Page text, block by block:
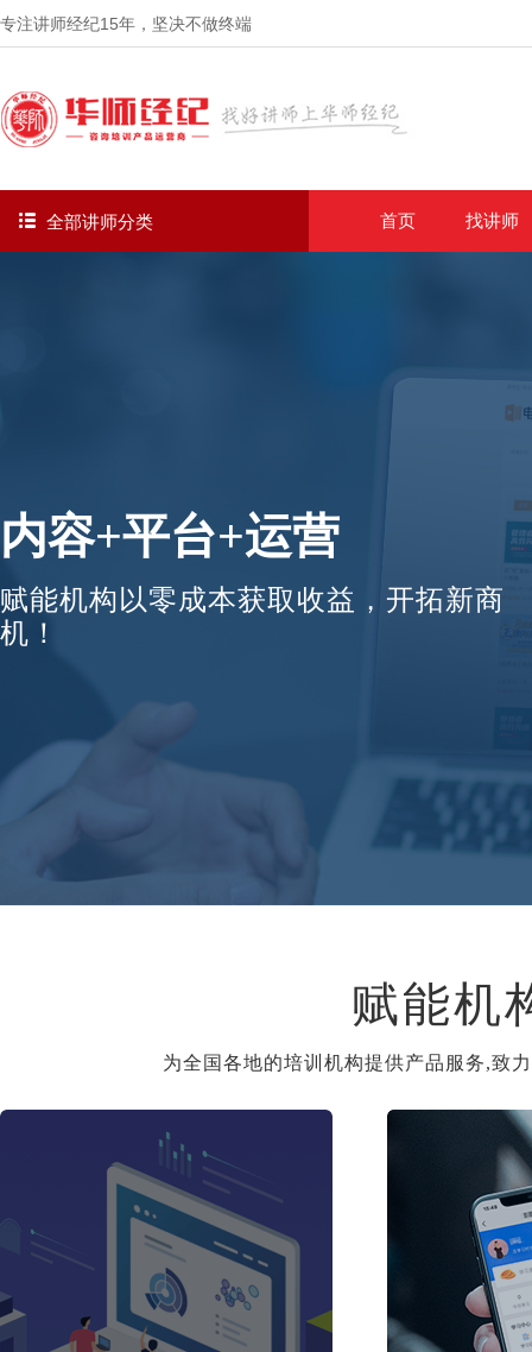
专注讲师经纪15年 ，坚决不做终端
全部讲师分类 首页 找讲师
内容+平台+运营
赋能机构以零成本获取收益，开拓新商
机！
赋能机
为全国各地的培训机构提供产品服务,致